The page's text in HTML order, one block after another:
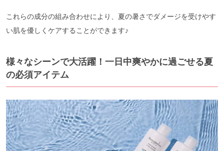
これらの成分の組み合わせにより、夏の暑さでダメージを受けやす
い肌を優しくケアすることができます♪
様々なシーンで大活躍！一日中爽やかに過ごせる夏
の必須アイテム